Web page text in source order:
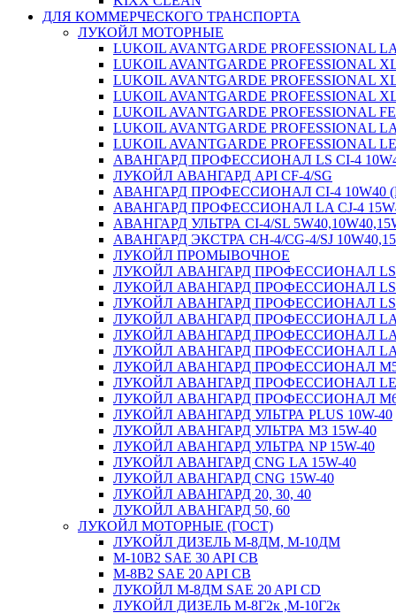
ДЛЯ КОММЕРЧЕСКОГО ТРАНСПОРТА
ЛУКОЙЛ МОТОРНЫЕ
LUKOIL AVANTGARDE PROFESSIONAL
LUKOIL AVANTGARDE PROFESSIONAL
LUKOIL AVANTGARDE PROFESSIONAL
LUKOIL AVANTGARDE PROFESSIONAL
LUKOIL AVANTGARDE PROFESSIONAL
LUKOIL AVANTGARDE PROFESSIONAL
LUKOIL AVANTGARDE PROFESSIONAL
АВАНГАРД ПРОФЕССИОНАЛ LS CI-4 10W40
ЛУКОЙЛ АВАНГАРД API CF-4/SG
АВАНГАРД ПРОФЕССИОНАЛ CI-4 10W40
АВАНГАРД ПРОФЕССИОНАЛ LA CJ-4
АВАНГАРД УЛЬТРА CI-4/SL
АВАНГАРД ЭКСТРА CH-4/CG-4/SJ
ЛУКОЙЛ ПРОМЫВОЧНОЕ
ЛУКОЙЛ АВАНГАРД ПРОФЕССИОНАЛ LS
ЛУКОЙЛ АВАНГАРД ПРОФЕССИОНАЛ LS
ЛУКОЙЛ АВАНГАРД ПРОФЕССИОНАЛ
ЛУКОЙЛ АВАНГАРД ПРОФЕССИОНАЛ LA
ЛУКОЙЛ АВАНГАРД ПРОФЕССИОНАЛ LA
ЛУКОЙЛ АВАНГАРД ПРОФЕССИОНАЛ LA
ЛУКОЙЛ АВАНГАРД ПРОФЕССИОНАЛ M5
ЛУКОЙЛ АВАНГАРД ПРОФЕССИОНАЛ LE
ЛУКОЙЛ АВАНГАРД ПРОФЕССИОНАЛ
ЛУКОЙЛ АВАНГАРД УЛЬТРА PLUS 10W-40
ЛУКОЙЛ АВАНГАРД УЛЬТРА M3 15W-40
ЛУКОЙЛ АВАНГАРД УЛЬТРА NP 15W-40
ЛУКОЙЛ АВАНГАРД CNG LA 15W-40
ЛУКОЙЛ АВАНГАРД CNG 15W-40
ЛУКОЙЛ АВАНГАРД 20, 30, 40
ЛУКОЙЛ АВАНГАРД 50, 60
ЛУКОЙЛ МОТОРНЫЕ (ГОСТ)
ЛУКОЙЛ ДИЗЕЛЬ М-8ДМ, М-10ДМ
М-10В2 SAE 30 API CB
М-8В2 SAE 20 API CB
ЛУКОЙЛ М-8ДМ SAE 20 API CD
ЛУКОЙЛ ДИЗЕЛЬ М-8Г2к ,М-10Г2к